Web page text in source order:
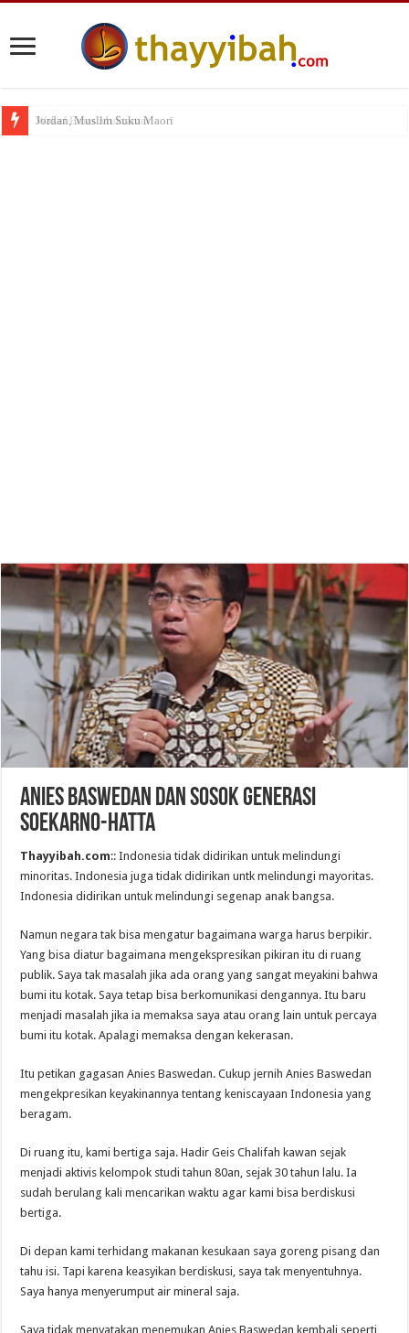
Wakaf Emas Muktamar
Anies Baswedan dan Sosok Generasi
Soekarno-Hatta
Thayyibah.com:: Indonesia tidak didirikan untuk melindungi
minoritas. Indonesia juga tidak didirikan untk melindungi mayoritas.
Indonesia didirikan untuk melindungi segenap anak bangsa.
Namun negara tak bisa mengatur bagaimana warga harus berpikir.
Yang bisa diatur bagaimana mengekspresikan pikiran itu di ruang
publik. Saya tak masalah jika ada orang yang sangat meyakini bahwa
bumi itu kotak. Saya tetap bisa berkomunikasi dengannya. Itu baru
menjadi masalah jika ia memaksa saya atau orang lain untuk percaya
bumi itu kotak. Apalagi memaksa dengan kekerasan.
Itu petikan gagasan Anies Baswedan. Cukup jernih Anies Baswedan
mengekpresikan keyakinannya tentang keniscayaan Indonesia yang
beragam.
Di ruang itu, kami bertiga saja. Hadir Geis Chalifah kawan sejak
menjadi aktivis kelompok studi tahun 80an, sejak 30 tahun lalu. Ia
sudah berulang kali mencarikan waktu agar kami bisa berdiskusi
bertiga.
Di depan kami terhidang makanan kesukaan saya goreng pisang dan
tahu isi. Tapi karena keasyikan berdiskusi, saya tak menyentuhnya.
Saya hanya menyerumput air mineral saja.
Saya tidak menyatakan menemukan Anies Baswedan kembali seperti